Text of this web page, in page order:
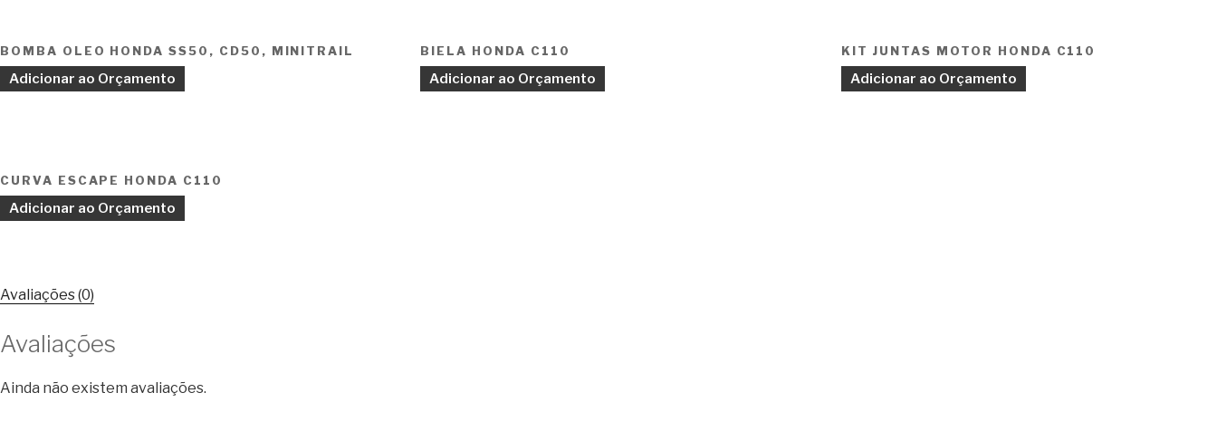
BOMBA OLEO HONDA SS50, CD50, MINITRAIL
Adicionar ao Orçamento
BIELA HONDA C110
Adicionar ao Orçamento
KIT JUNTAS MOTOR HONDA C110
Adicionar ao Orçamento
CURVA ESCAPE HONDA C110
Adicionar ao Orçamento
Avaliações (0)
Avaliações
Ainda não existem avaliações.